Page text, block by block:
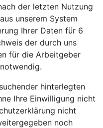
der letzten Nutzung
unserem System
Ihrer Daten für 6
der durch uns
für die Arbeitgeber
hinterlegten
Ihre Einwilligung nicht
nicht
noch